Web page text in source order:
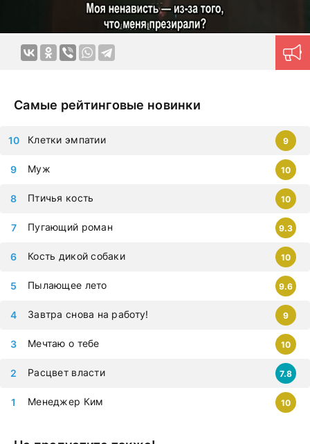
нужный контент.Новые серии на дорама клуб
загружаются ежедневно, приступайте к просмотру
немедленно, чтобы не упустить самые современные
дорамы, которыми восхищается весь мир. Все фильмы
Самые рейтинговые новинки
Менеджер Ким 10
Расцвет власти 7.8
Мечтаю о тебе 10
Завтра снова на работу! 9
Пылающее лето 9.6
Кость дикой собаки 10
Пугающий роман 9.3
Птичья кость 10
Муж 10
Клетки эмпатии 9